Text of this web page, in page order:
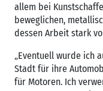
allem bei
beweglichen,
dessen Arbeit stark
„Eventuell wurde ich
Stadt für ihre
für Motoren. Ich